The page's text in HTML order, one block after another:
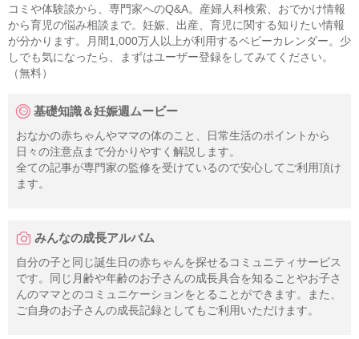
コミや体験談から、専門家へのQ&A。産婦人科検索、おでかけ情報
から育児の悩み相談まで。妊娠、出産、育児に関する知りたい情報
が分かります。月間1,000万人以上が利用するベビーカレンダー。少
しでも気になったら、まずはユーザー登録をしてみてください。
（無料）
基礎知識＆妊娠週ムービー
おなかの赤ちゃんやママの体のこと、日常生活のポイントから
日々の注意点まで分かりやすく解説します。
全ての記事が専門家の監修を受けているので安心してご利用頂け
ます。
みんなの成長アルバム
自分の子と同じ誕生日の赤ちゃんを探せるコミュニティサービス
です。同じ月齢や年齢のお子さんの成長具合を知ることやお子さ
んのママとのコミュニケーションをとることができます。また、
ご自身のお子さんの成長記録としてもご利用いただけます。